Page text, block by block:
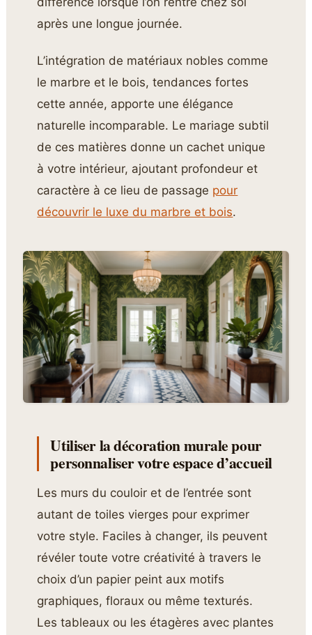
après une longue journée.
L’intégration de matériaux nobles comme
le marbre et le bois, tendances fortes
cette année, apporte une élégance
naturelle incomparable. Le mariage subtil
de ces matières donne un cachet unique
à votre intérieur, ajoutant profondeur et
caractère à ce lieu de passage pour
découvrir le luxe du marbre et bois.
Utiliser la décoration murale pour
personnaliser votre espace d’accueil
Les murs du couloir et de l’entrée sont
autant de toiles vierges pour exprimer
votre style. Faciles à changer, ils peuvent
révéler toute votre créativité à travers le
choix d’un papier peint aux motifs
graphiques, floraux ou même texturés.
Les tableaux ou les étagères avec plantes